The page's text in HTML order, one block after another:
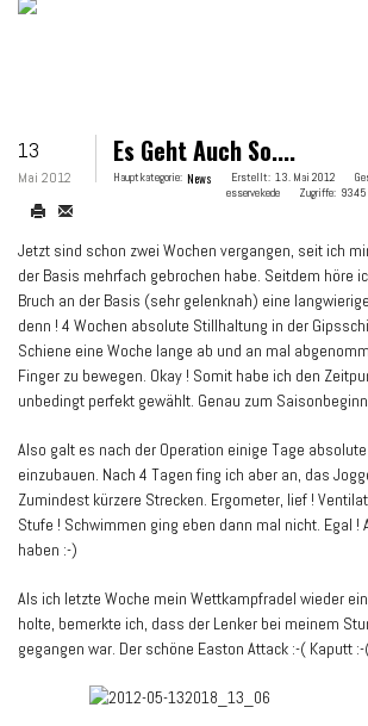
13
Mai 2012
Es Geht Auch So....
Hauptkategorie: News Erstellt: 13. Mai 2012
esservekede
Zugriffe: 9345
Jetzt sind schon zwei Wochen vergangen, seit ich
der Basis mehrfach gebrochen habe. Seitdem höre
Bruch an der Basis (sehr gelenknah) eine
denn ! 4 Wochen absolute Stillhaltung in der
Schiene eine Woche lange ab und an mal
Finger zu bewegen. Okay ! Somit habe ich den
unbedingt perfekt gewählt. Genau zum
Also galt es nach der Operation einige Tage
einzubauen. Nach 4 Tagen fing ich aber an, das
Zumindest kürzere Strecken. Ergometer, lief !
Stufe ! Schwimmen ging eben dann mal nicht. Egal !
haben :-)
Als ich letzte Woche mein Wettkampfradel wieder
holte, bemerkte ich, dass der Lenker bei meinem
gegangen war. Der schöne Easton Attack :-( Kaputt